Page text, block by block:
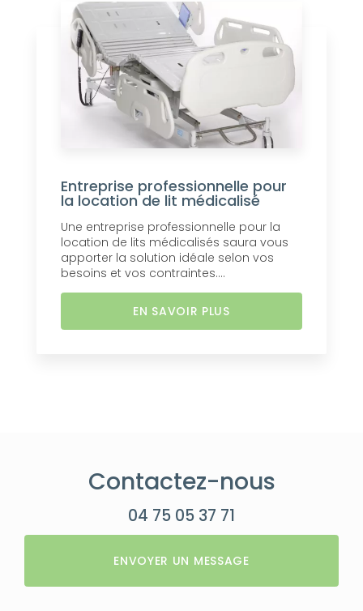
Entreprise professionnelle pour
la location de lit médicalisé
Une entreprise professionnelle pour la
location de lits médicalisés saura vous
apporter la solution idéale selon vos
besoins et vos contraintes....
EN SAVOIR PLUS
Contactez-nous
04 75 05 37 71
ENVOYER UN MESSAGE